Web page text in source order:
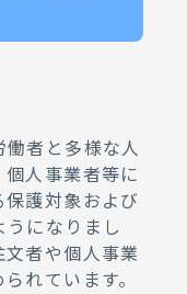
者と多様な人
人事業者等に
護対象および
になりまし
者や個人事業
れています。